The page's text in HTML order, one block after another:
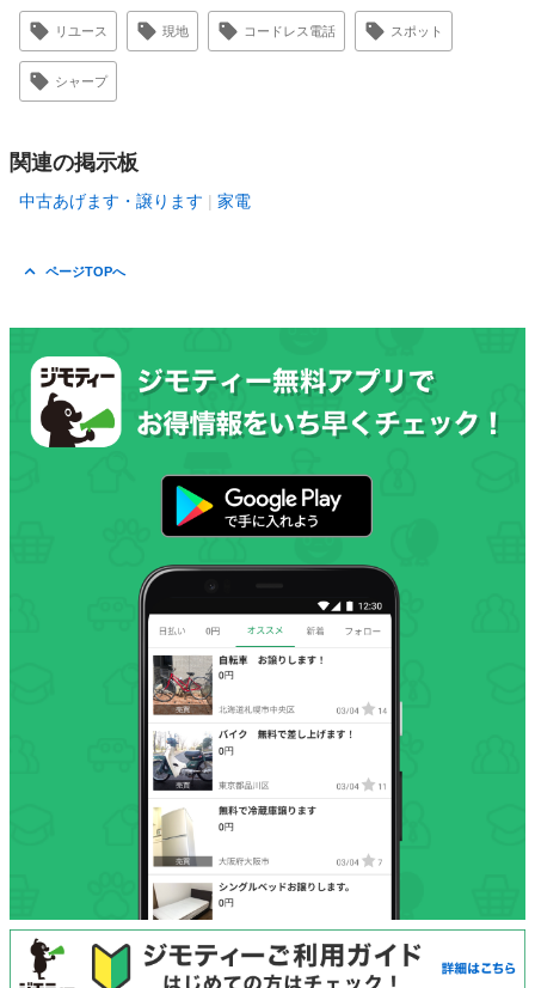
リユース 現地 コードレス電話 スポット
シャープ
関連の掲示板
中古あげます・譲ります 家電
ページTOPへ